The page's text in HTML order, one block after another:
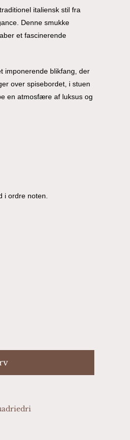
italiensk stil fra
Denne smukke
et fascinerende
imponerende blikfang, der
over spisebordet, i stuen
en atmosfære af luksus og
i ordre noten.